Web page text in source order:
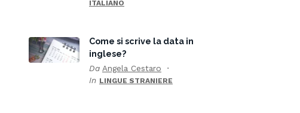
ITALIANO
Come si scrive la data in
inglese?
Da Angela Cestaro
In LINGUE STRANIERE